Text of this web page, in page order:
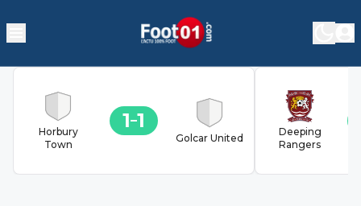
Horbury
Town
1 1
Golcar United
Deeping
Rangers